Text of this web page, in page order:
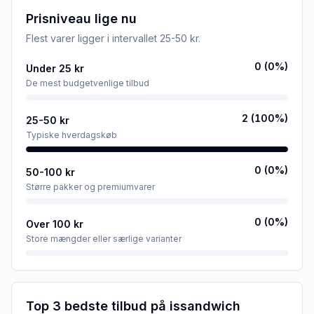
Prisniveau lige nu
Flest varer ligger i intervallet 25-50 kr.
Under 25 kr
De mest budgetvenlige tilbud
0 (0%)
25-50 kr
Typiske hverdagskøb
2 (100%)
50-100 kr
Større pakker og premiumvarer
0 (0%)
Over 100 kr
Store mængder eller særlige varianter
0 (0%)
Top 3 bedste tilbud på issandwich